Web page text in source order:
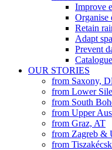
Improve
Organise
Retain
Adapt
Prevent
OUR STORIES
from Saxony,
from Lower
from South
from Upper
from Graz, AT
from Zagreb &
from